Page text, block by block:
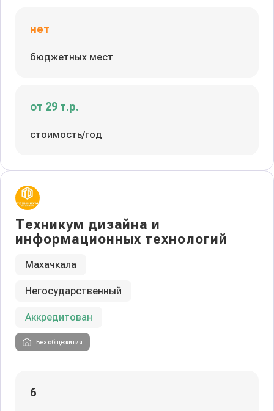
нет
бюджетных мест
от 29 т.р.
стоимость/год
Техникум дизайна и
информационных технологий
Махачкала
Негосударственный
Аккредитован
Без общежития
6